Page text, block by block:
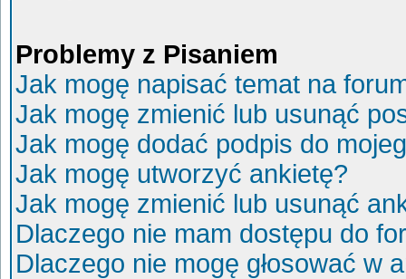
Problemy z Pisaniem
Jak mogę napisać temat na
Jak mogę zmienić lub usunąć
Jak mogę dodać podpis do
Jak mogę utworzyć ankietę?
Jak mogę zmienić lub usunąć
Dlaczego nie mam dostępu do
Dlaczego nie mogę głosować w